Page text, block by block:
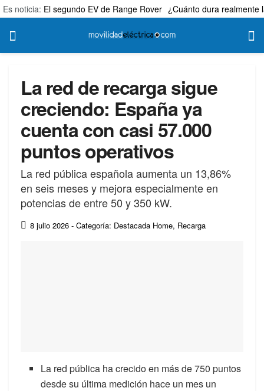
Es noticia: El segundo EV de Range Rover ¿Cuánto dura realmente
La red de recarga sigue
creciendo: España ya
cuenta con casi 57.000
puntos operativos
La red pública española aumenta un 13,86%
en seis meses y mejora especialmente en
potencias de entre 50 y 350 kW.
8 julio 2026 - Categoría: Destacada Home, Recarga
La red pública ha crecido en más de 750 puntos
desde su última medición hace un mes un